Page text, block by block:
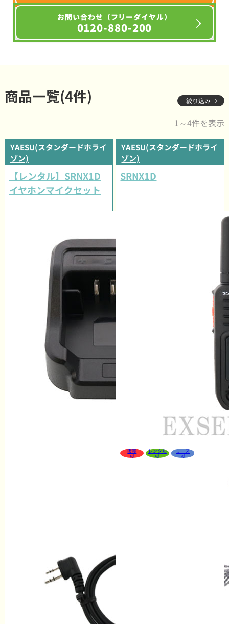
お問い合わせ（フリーダイヤル）
0120-880-200
商品一覧(4件) 絞り込み
1～4件を表示
YAESU(スタンダードホライ
ゾン)
【レンタル】SRNX1D
イヤホンマイクセット
YAESU(スタンダードホライ
ゾン)
SRNX1D
販売
可
レンタル
可
リース
可